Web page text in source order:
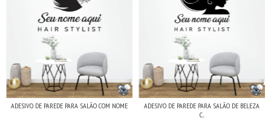
ADESIVO DE PAREDE PARA SALÃO COM NOME
ADESIVO DE PAREDE PARA SALÃO DE BELEZA
C...